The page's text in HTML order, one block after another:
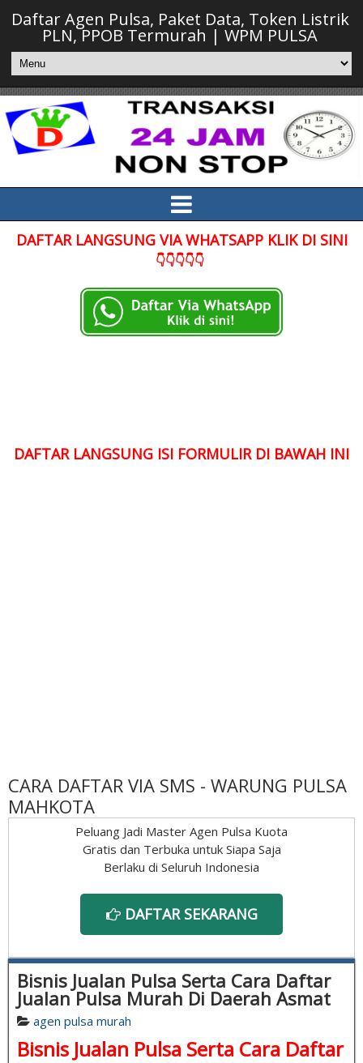
Daftar Agen Pulsa, Paket Data, Token Listrik
PLN, PPOB Termurah | WPM PULSA
DAFTAR LANGSUNG VIA WHATSAPP KLIK DI SINI
👇👇👇👇👇
DAFTAR LANGSUNG ISI FORMULIR DI BAWAH INI
CARA DAFTAR VIA SMS - WARUNG PULSA
MAHKOTA
Peluang Jadi Master Agen Pulsa Kuota
Gratis dan Terbuka untuk Siapa Saja
Berlaku di Seluruh Indonesia
DAFTAR SEKARANG
Bisnis Jualan Pulsa Serta Cara Daftar
Jualan Pulsa Murah Di Daerah Asmat
agen pulsa murah
Bisnis Jualan Pulsa Serta Cara Daftar